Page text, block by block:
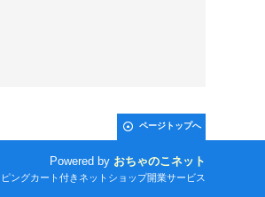
ページトップへ
Powered by おちゃのこネット
ングカート付きネットショップ開業サービス